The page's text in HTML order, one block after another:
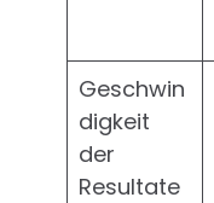
Geschwin
digkeit
der
Resultate